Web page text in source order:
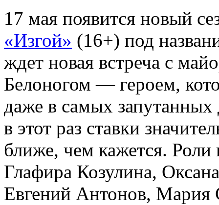
17 мая появится новый
«Изгой» (16+) под
ждет новая встреча с
Белоногом — героем,
даже в самых
в этот раз ставки
ближе, чем кажется.
Глафира Козулина,
Евгений Антонов, Мария